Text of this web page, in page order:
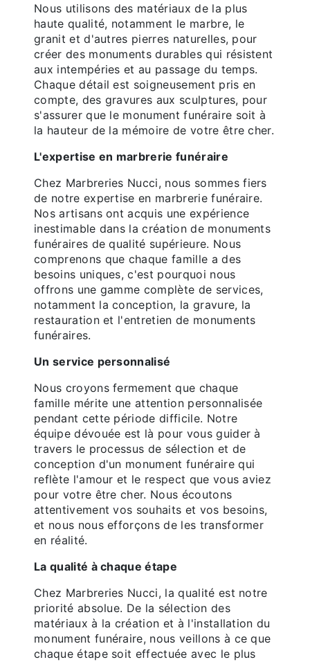
Nous utilisons des matériaux de la plus
haute qualité, notamment le marbre, le
granit et d'autres pierres naturelles, pour
créer des monuments durables qui résistent
aux intempéries et au passage du temps.
Chaque détail est soigneusement pris en
compte, des gravures aux sculptures, pour
s'assurer que le monument funéraire soit à
la hauteur de la mémoire de votre être cher.
L'expertise en marbrerie funéraire
Chez Marbreries Nucci, nous sommes fiers
de notre expertise en marbrerie funéraire.
Nos artisans ont acquis une expérience
inestimable dans la création de monuments
funéraires de qualité supérieure. Nous
comprenons que chaque famille a des
besoins uniques, c'est pourquoi nous
offrons une gamme complète de services,
notamment la conception, la gravure, la
restauration et l'entretien de monuments
funéraires.
Un service personnalisé
Nous croyons fermement que chaque
famille mérite une attention personnalisée
pendant cette période difficile. Notre
équipe dévouée est là pour vous guider à
travers le processus de sélection et de
conception d'un monument funéraire qui
reflète l'amour et le respect que vous aviez
pour votre être cher. Nous écoutons
attentivement vos souhaits et vos besoins,
et nous nous efforçons de les transformer
en réalité.
La qualité à chaque étape
Chez Marbreries Nucci, la qualité est notre
priorité absolue. De la sélection des
matériaux à la création et à l'installation du
monument funéraire, nous veillons à ce que
chaque étape soit effectuée avec le plus